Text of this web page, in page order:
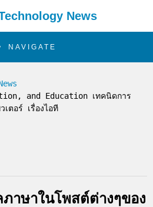
News
NAVIGATE
ตอร์ เรื่องไอที
าษาในโพสต์ต่างๆของ